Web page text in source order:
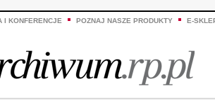
I KONFERENCJE POZNAJ NASZE PRODUKTY E-